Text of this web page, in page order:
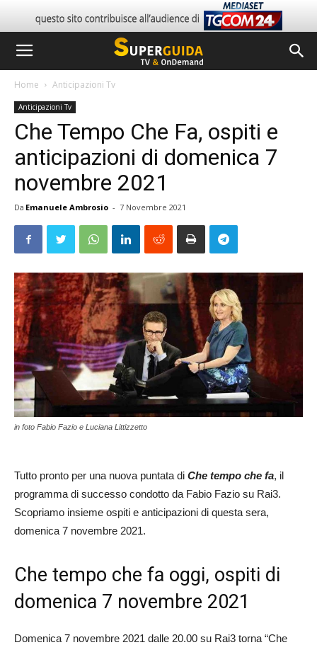
Home Anticipazioni Tv
Anticipazioni Tv
Che Tempo Che Fa, ospiti e
anticipazioni di domenica 7
novembre 2021
Da Emanuele Ambrosio - 7 Novembre 2021
in foto Fabio Fazio e Luciana Littizzetto
Tutto pronto per una nuova puntata di Che tempo che fa, il
programma di successo condotto da Fabio Fazio su Rai3.
Scopriamo insieme ospiti e anticipazioni di questa sera,
domenica 7 novembre 2021.
Che tempo che fa oggi, ospiti di
domenica 7 novembre 2021
Domenica 7 novembre 2021 dalle 20.00 su Rai3 torna “Che